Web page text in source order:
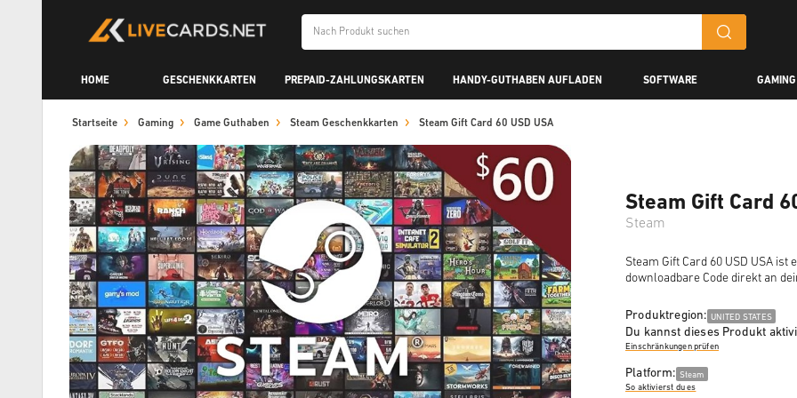
HOME GESCHENKKARTEN PREPAID-ZAHLUNGSKARTEN HANDY-GUTHABEN AUFLADEN SOFTWARE GAMING
Startseite Gaming Game Guthaben Steam Geschenkkarten Steam Gift Card 60 USD USA
Steam Gift Card
Steam
Steam Gift Card 60 USD USA
downloadbare Code direkt an
Produktregion: UNITED STATES
Du kannst dieses Produkt
Einschränkungen prüfen
Platform: Steam
So aktivierst du es